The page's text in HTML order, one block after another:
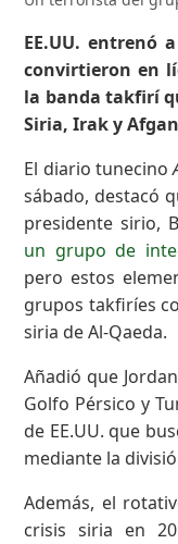
EE.UU. entrenó
convirtieron en
la banda takfirí
Siria, Irak y
El diario tunecino
sábado, destacó
presidente sirio,
un grupo de
pero estos
grupos takfiríes
siria de Al-Qaeda.
Añadió que
Golfo Pérsico y
de EE.UU. que
mediante la
Además, el
crisis siria en